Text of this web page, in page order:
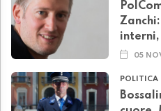
05
POLITICA